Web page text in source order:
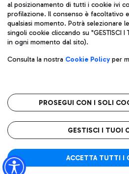
Codice fiscale e Registro delle Imprese
IVA 06572251004
Capitale sociale 62.224.743,00 int. vers.
Sede legale: Via Pier Paolo Racchetti
telefono +39 06 65951
Privacy policy
Note
Roma FCO
L'aeroporto
al posizionamento di tutti i cookie ivi
profilazione. Il consenso è facoltativo
qualsiasi momento. Potrà selezionare
singoli cookie cliccando su "GESTISCI I
in ogni momento dal sito).
Consulta la nostra Cookie Policyper
PROSEGUI CON I SOLI
GESTISCI I TUOI
ACCETTA TUTTI I